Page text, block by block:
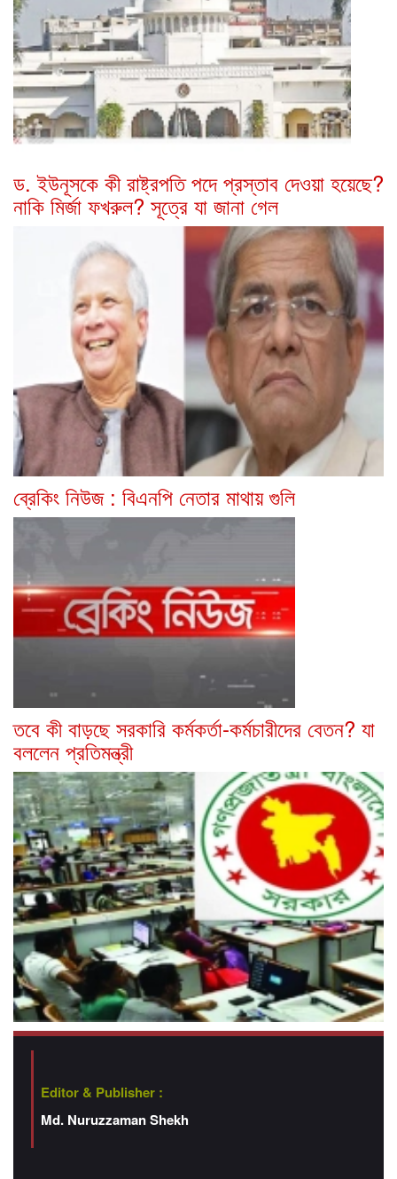
ড. ইউনূসকে কী রাষ্ট্রপতি পদে প্রস্তাব দেওয়া হয়েছে?
নাকি মির্জা ফখরুল? সূত্রে যা জানা গেল
ব্রেকিং নিউজ : বিএনপি নেতার মাথায় গুলি
তবে কী বাড়ছে সরকারি কর্মকর্তা-কর্মচারীদের বেতন? যা
বললেন প্রতিমন্ত্রী
Editor & Publisher :
Md. Nuruzzaman Shekh